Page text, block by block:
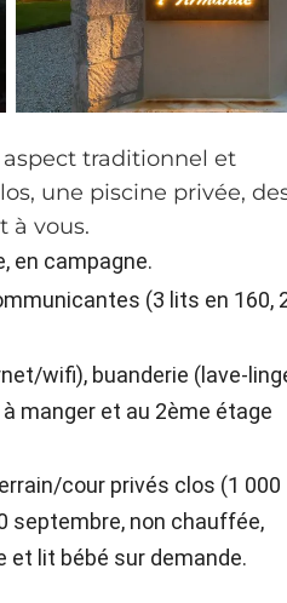
traditionnel et
une piscine privée,
à vous.
en campagne.
(3 lits en 160,
wifi), buanderie (lave-
manger et au 2ème étage
cour privés clos (1 000
septembre, non chauffée,
et lit bébé sur demande.